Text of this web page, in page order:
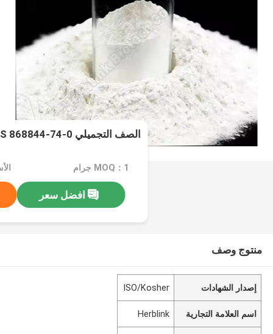
الصف التجميلي CAS 868844-74-0 مسحوق SNAP-8
MOQ：1 جرام
افضل سعر
منتوج وصف
إصدار الشهادات ISO/Kosher
اسم العلامة التجارية Herblink